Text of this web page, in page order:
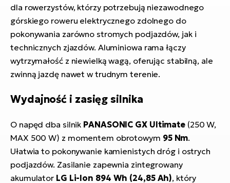
dla rowerzystów, którzy potrzebują niezawodnego
górskiego roweru elektrycznego zdolnego do
pokonywania zarówno stromych podjazdów, jak i
technicznych zjazdów. Aluminiowa rama łączy
wytrzymałość z niewielką wagą, oferując stabilną, ale
zwinną jazdę nawet w trudnym terenie.
Wydajność i zasięg silnika
O napęd dba silnik PANASONIC GX Ultimate (250 W,
MAX 500 W) z momentem obrotowym 95 Nm.
Ułatwia to pokonywanie kamienistych dróg i ostrych
podjazdów. Zasilanie zapewnia zintegrowany
akumulator LG Li-Ion 894 Wh (24,85 Ah), który